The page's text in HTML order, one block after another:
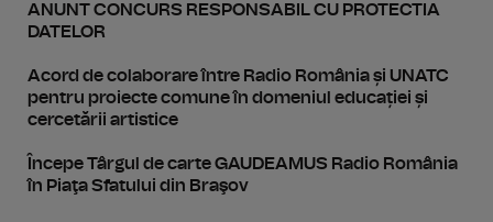
ANUNT CONCURS RESPONSABIL CU PROTECTIA
DATELOR
Acord de colaborare între Radio România și UNATC
pentru proiecte comune în domeniul educației și
cercetării artistice
Începe Târgul de carte GAUDEAMUS Radio România
în Piaţa Sfatului din Braşov